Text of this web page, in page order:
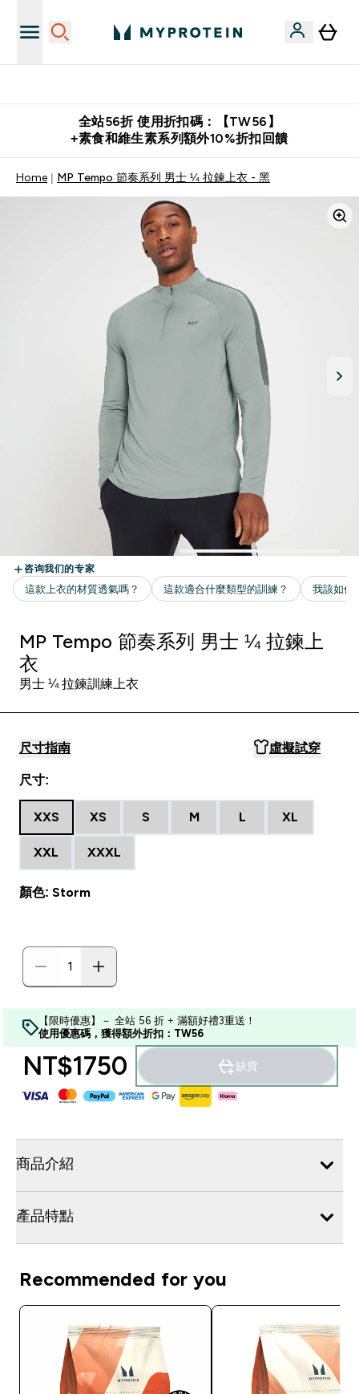
全站56折 使用折扣碼：【TW56】
+素食和維生素系列額外10%折扣回饋
Home MP Tempo 節奏系列 男士 ¼ 拉鍊上衣 - 黑
MP Tempo 節奏系列 男士 ¼ 拉鍊上
衣
男士 ¼ 拉鍊訓練上衣
尺寸指南 虛擬試穿
尺寸:
XXS XS S M L XL
XXL XXXL
顏色: Storm
【限時優惠】－ 全站 56 折 + 滿額好禮3重送！
使用優惠碼，獲得額外折扣：TW56
NT$1750‎ 缺貨
商品介紹
產品特點
Recommended for you